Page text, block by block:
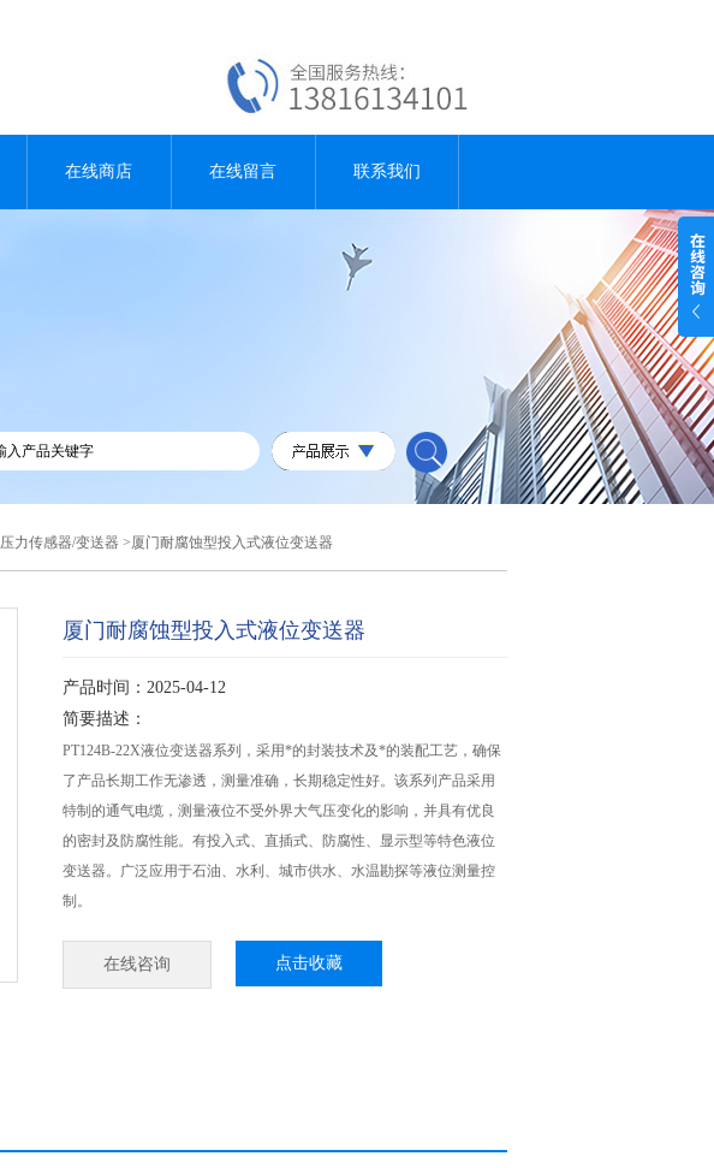
在线商店 在线留言 联系我们
压力传感器/变送器 >厦门耐腐蚀型投入式液位变送器
厦门耐腐蚀型投入式液位变送器
产品时间：2025-04-12
简要描述：
PT124B-22X液位变送器系列，采用*的封装技术及*的装配工艺，确保
了产品长期工作无渗透，测量准确，长期稳定性好。该系列产品采用
特制的通气电缆，测量液位不受外界大气压变化的影响，并具有优良
的密封及防腐性能。有投入式、直插式、防腐性、显示型等特色液位
变送器。广泛应用于石油、水利、城市供水、水温勘探等液位测量控
制。
在线咨询 点击收藏